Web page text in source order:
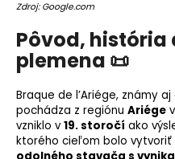
Zdroj: Google.com
Pôvod, história
plemena 📜
Braque de l’Ariége, známy aj
pochádza z regiónu Ariége
vzniklo v19. storočí ako
ktorého cieľom bolo vytvoriť